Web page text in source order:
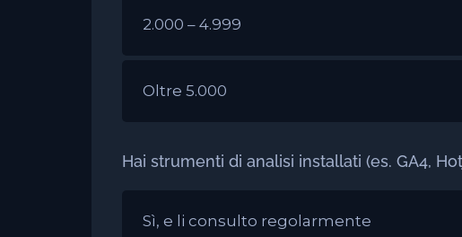
2.000 – 4.999
Oltre 5.000
Hai strumenti di analisi installati (es. GA4,
Sì, e li consulto regolarmente